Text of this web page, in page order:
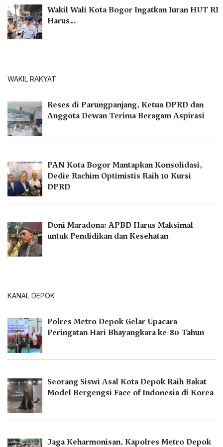
Wakil Wali Kota Bogor Ingatkan Iuran HUT RI
Harus…
WAKIL RAKYAT
Reses di Parungpanjang, Ketua DPRD dan
Anggota Dewan Terima Beragam Aspirasi
PAN Kota Bogor Mantapkan Konsolidasi,
Dedie Rachim Optimistis Raih 10 Kursi
DPRD
Doni Maradona: APBD Harus Maksimal
untuk Pendidikan dan Kesehatan
KANAL DEPOK
Polres Metro Depok Gelar Upacara
Peringatan Hari Bhayangkara ke-80 Tahun
Seorang Siswi Asal Kota Depok Raih Bakat
Model Bergengsi Face of Indonesia di Korea
Jaga Keharmonisan, Kapolres Metro Depok